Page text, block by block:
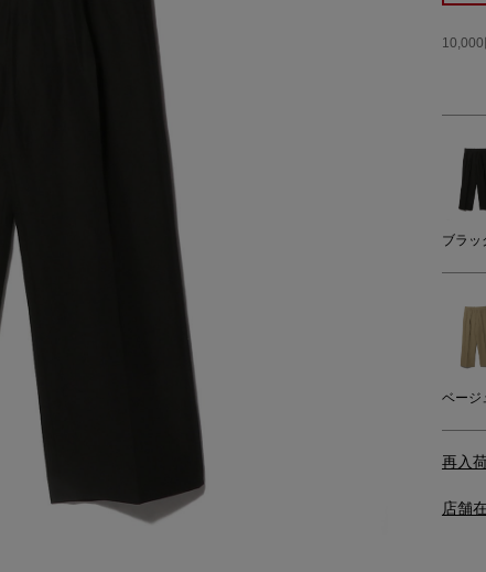
ブラッ
ベージ
再入
店舗